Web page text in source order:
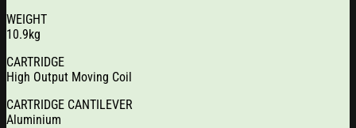
WEIGHT
10.9kg
CARTRIDGE
High Output Moving Coil
CARTRIDGE CANTILEVER
Aluminium